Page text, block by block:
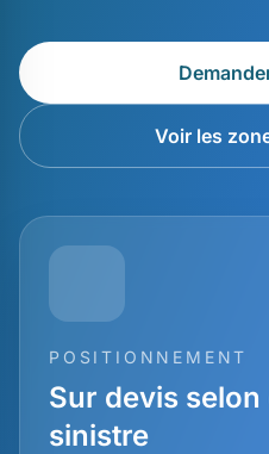
Voir les
POSITIONNEMENT
Sur devis
sinistre